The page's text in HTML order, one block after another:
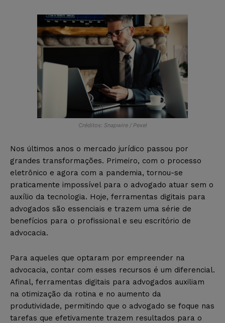
Créditos: Snapwire / Pexel
Nos últimos anos o mercado jurídico passou por
grandes transformações. Primeiro, com o processo
eletrônico e agora com a pandemia, tornou-se
praticamente impossível para o advogado atuar sem o
auxílio da tecnologia. Hoje, ferramentas digitais para
advogados são essenciais e trazem uma série de
benefícios para o profissional e seu escritório de
advocacia.
Para aqueles que optaram por empreender na
advocacia, contar com esses recursos é um diferencial.
Afinal, ferramentas digitais para advogados auxiliam
na otimização da rotina e no aumento da
produtividade, permitindo que o advogado se foque nas
tarefas que efetivamente trazem resultados para o